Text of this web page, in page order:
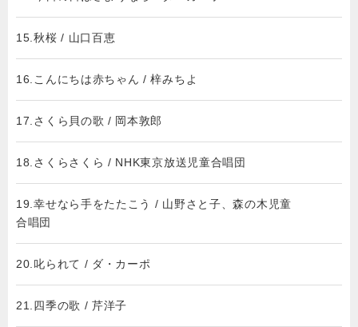
15.秋桜 / 山口百恵
16.こんにちは赤ちゃん / 梓みちよ
17.さくら貝の歌 / 岡本敦郎
18.さくらさくら / NHK東京放送児童合唱団
19.幸せなら手をたたこう / 山野さと子、森の木児童
合唱団
20.叱られて / ダ・カーポ
21.四季の歌 / 芹洋子